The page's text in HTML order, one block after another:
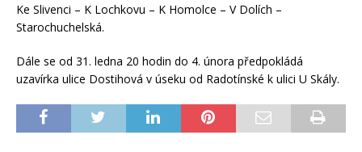
Ke Slivenci – K Lochkovu – K Homolce – V Dolích –
Starochuchelská.
Dále se od 31. ledna 20 hodin do 4. února předpokládá
uzavírka ulice Dostihová v úseku od Radotínské k ulici U Skály.